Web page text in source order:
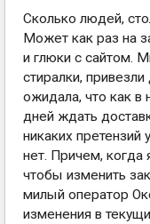
Сколько людей,
Может как раз на
и глюки с сайтом.
стиралки,
ожидала, что как в
дней ждать
никаких претензий
нет. Причем, когда
чтобы изменить
милый оператор
изменения в